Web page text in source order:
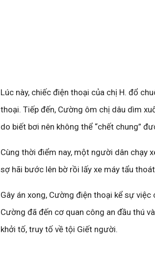
Lúc này, chiếc điện thoại của chị H. đổ
thoại. Tiếp đến, Cường ôm chị dâu dìm
do biết bơi nên không thể “chết chung”
Cùng thời điểm nay, một người dân chạy
sợ hãi bước lên bờ rồi lấy xe máy tẩu
Gây án xong, Cường điện thoại kể sự
Cường đã đến cơ quan công an đầu thú
khởi tố, truy tố về tội Giết người.